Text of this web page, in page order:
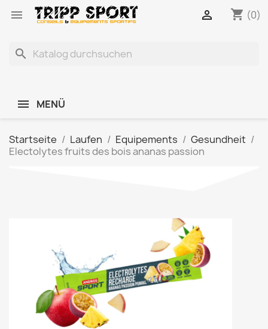
 shopping_cart (0)

search
MENÜ
Startseite Laufen Equipements
Gesundheit
Electolytes fruits des bois ananas passion